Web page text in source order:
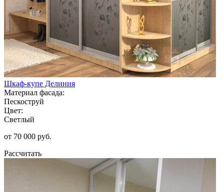
Шкаф-купе Делиния
Материал фасада:
Пескоструй
Цвет:
Светлый
от 70 000 руб.
Рассчитать